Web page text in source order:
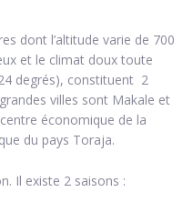
dont l’altitude varie de 700
et le climat doux toute
degrés), constituent 2
villes sont Makale et
économique de la
du pays Toraja.
Il existe 2 saisons :